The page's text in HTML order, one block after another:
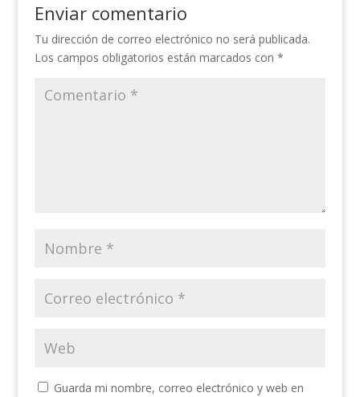
Enviar comentario
Tu dirección de correo electrónico no será publicada.
Los campos obligatorios están marcados con *
Guarda mi nombre, correo electrónico y web en